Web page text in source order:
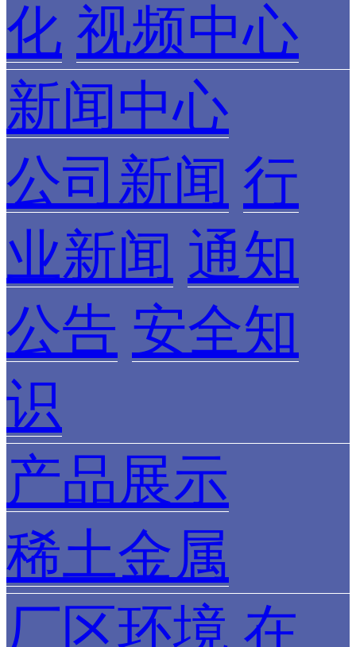
化 视频中心
新闻中心
公司新闻 行
业新闻 通知
公告 安全知
识
产品展示
稀土金属
厂区环境 在